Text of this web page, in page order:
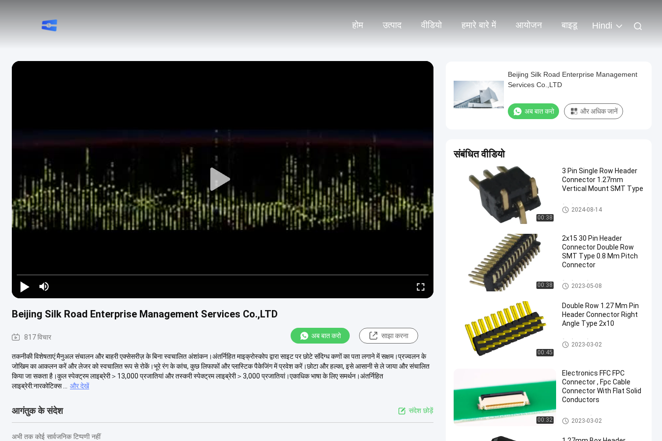
होम उत्पाद वीडियो हमारे बारे में आयोजन बाइडू Hindi
Beijing Silk Road Enterprise Management Services Co.,LTD
817 विचार अब बात करो साझा करना
तकनीकी विशेषताएं:मैनुअल संचालन और बाहरी एक्सेसरीज़ के बिना स्वचालित अंशांकन।अंतर्निहित माइक्रोस्कोप द्वारा साइट पर छोटे संदिग्ध कणों का पता लगाने में सक्षम।प्रज्वलन के
जोखिम का आकलन करें और लेजर को स्वचालित रूप से रोकें।भूरे रंग के कांच, कुछ लिफाफों और प्लास्टिक पैकेजिंग में प्रवेश करें।छोटा और हल्का, इसे आसानी से ले जाया और संचालित
किया जा सकता है।कुल स्पेक्ट्रम लाइब्रेरी＞13,000 प्रजातियां और तस्करी स्पेक्ट्रम लाइब्रेरी＞3,000 प्रजातियां।एकाधिक भाषा के लिए समर्थन।अंतर्निहित
लाइब्रेरी:नारकोटिक्स ...
और देखें
आगंतुक के संदेश संदेश छोड़ें
अभी तक कोई सार्वजनिक टिप्पणी नहीं
Beijing Silk Road Enterprise Management
Services Co.,LTD
अब बात करो और अधिक जानें
संबंधित वीडियो
00:38
3 Pin Single Row Header
Connector 1.27mm
Vertical Mount SMT Type
पिन हेडर कनेक्टर
2024-08-14
00:38
2x15 30 Pin Header
Connector Double Row
SMT Type 0.8 Mm Pitch
Connector
पिन हेडर कनेक्टर
2023-05-08
00:45
Double Row 1.27 Mm Pin
Header Connector Right
Angle Type 2x10
पिन हेडर कनेक्टर
2023-03-02
00:32
Electronics FFC FPC
Connector , Fpc Cable
Connector With Flat Solid
Conductors
FFC FPC कनेक्टर
2023-03-02